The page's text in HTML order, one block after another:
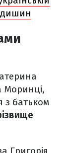
Моринці,
з батьком